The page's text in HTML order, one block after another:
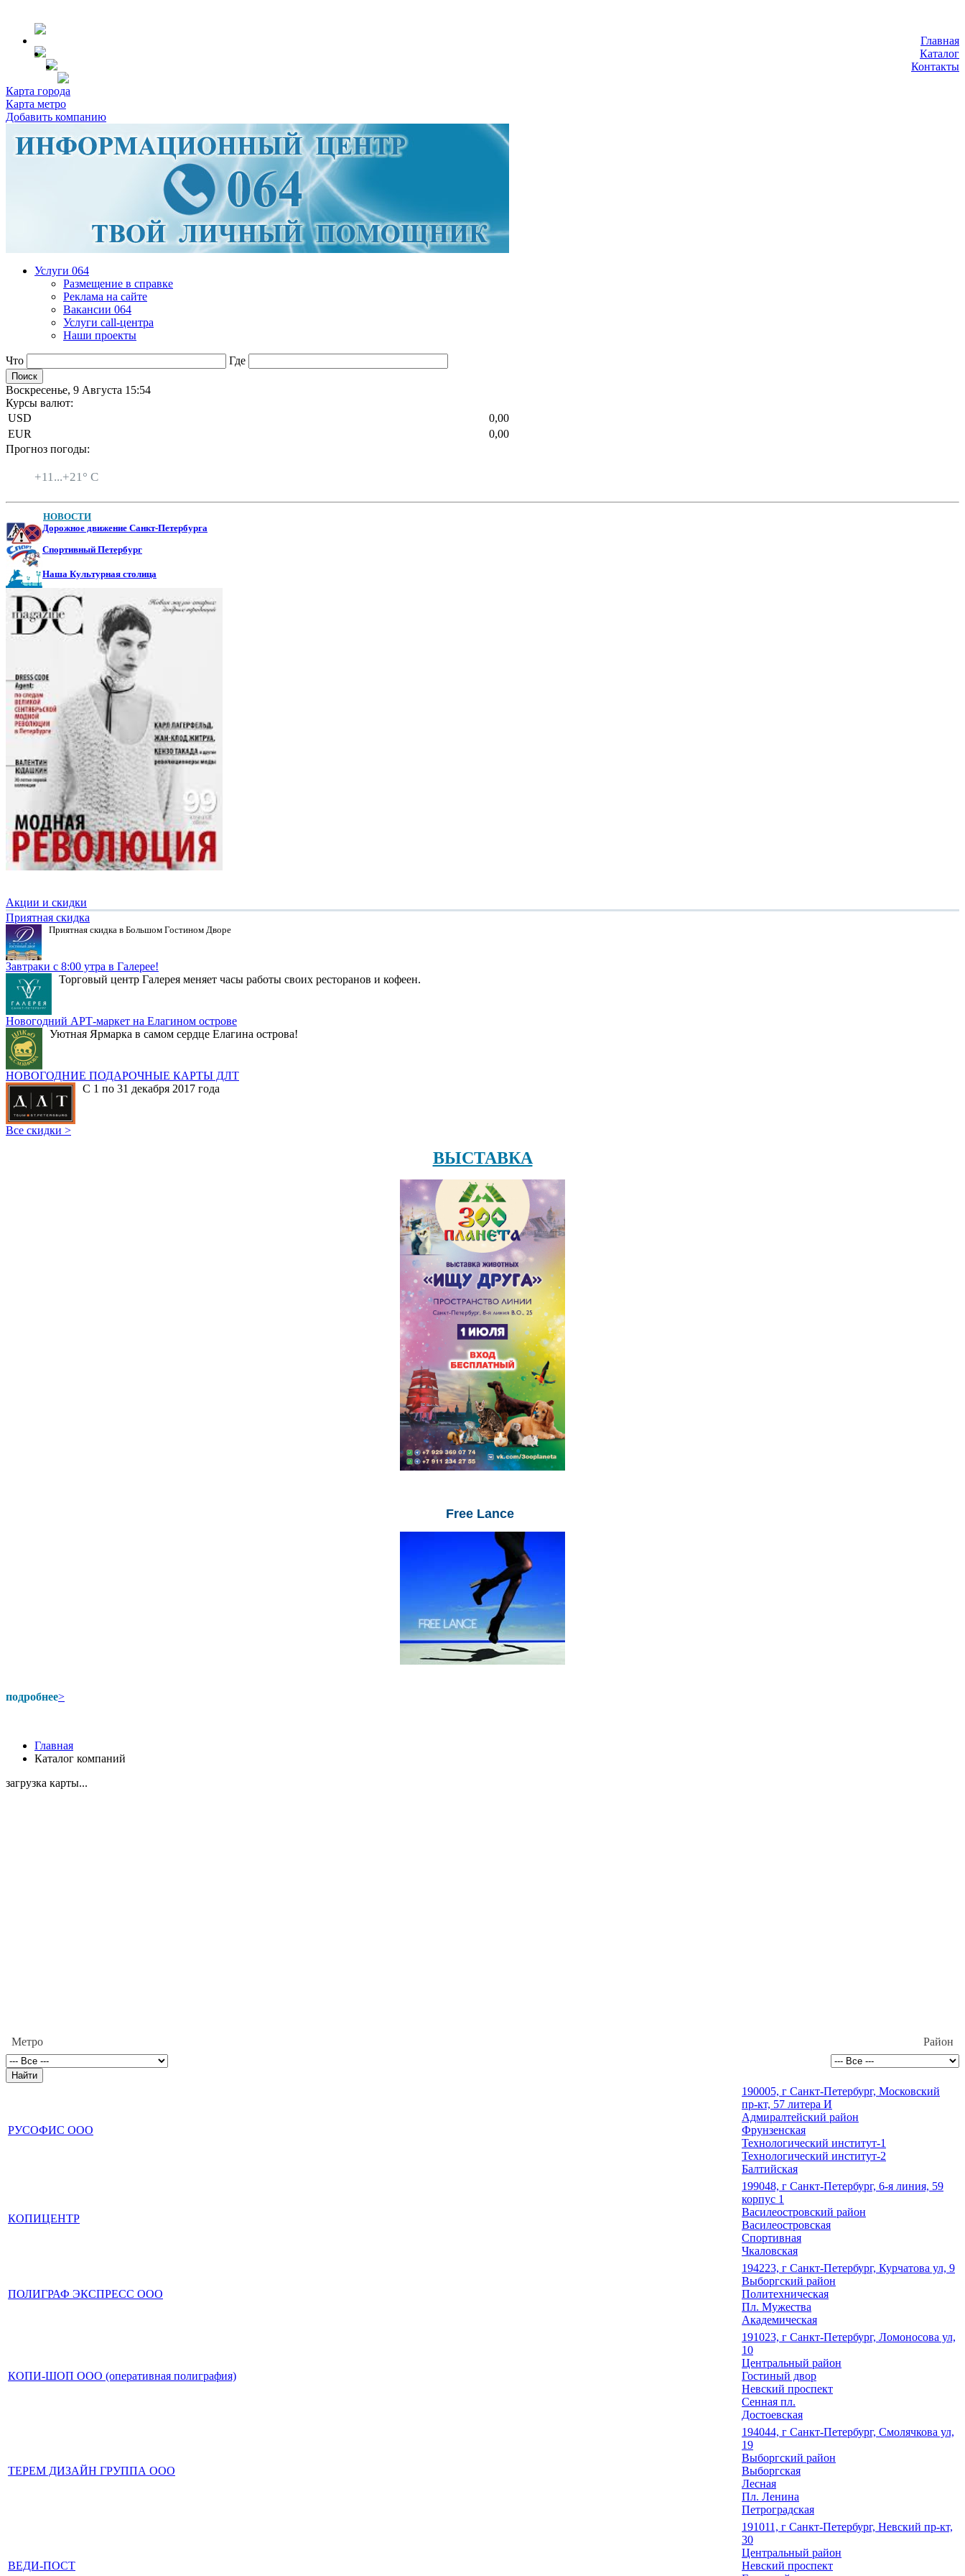
Главная
Каталог
Контакты
Карта города
Карта метро
Добавить компанию
Услуги 064
Размещение в справке
Реклама на сайте
Вакансии 064
Услуги call-центра
Наши проекты
Что Где
Воскресенье, 9 Августа 15:54
Курсы валют:
USD
0,00
EUR
0,00
Прогноз погоды:
+11...+21° C
НОВОСТИ
Дорожное движение Санкт-Петербурга
Спортивный Петербург
Наша Культурная столица
Акции и скидки
Приятная скидка
Приятная скидка в Большом Гостином Дворе
Завтраки с 8:00 утра в Галерее!
Торговый центр Галерея меняет часы работы своих ресторанов и кофеен.
Новогодний АРТ-маркет на Елагином острове
Уютная Ярмарка в самом сердце Елагина острова!
НОВОГОДНИЕ ПОДАРОЧНЫЕ КАРТЫ ДЛТ
С 1 по 31 декабря 2017 года
Все скидки >
ВЫСТАВКА
Free Lance
подробнее>
Главная
Каталог компаний
загрузка карты...
Метро Район
РУСОФИС ООО
190005, г Санкт-Петербург, Московский
пр-кт, 57 литера И
Адмиралтейский район
Фрунзенская
Технологический институт-1
Технологический институт-2
Балтийская
КОПИЦЕНТР
199048, г Санкт-Петербург, 6-я линия, 59
корпус 1
Василеостровский район
Василеостровская
Спортивная
Чкаловская
ПОЛИГРАФ ЭКСПРЕСС ООО
194223, г Санкт-Петербург, Курчатова ул, 9
Выборгский район
Политехническая
Пл. Мужества
Академическая
КОПИ-ШОП ООО (оперативная полиграфия)
191023, г Санкт-Петербург, Ломоносова ул,
10
Центральный район
Гостиный двор
Невский проспект
Сенная пл.
Достоевская
ТЕРЕМ ДИЗАЙН ГРУППА ООО
194044, г Санкт-Петербург, Смолячкова ул,
19
Выборгский район
Выборгская
Лесная
Пл. Ленина
Петроградская
ВЕДИ-ПОСТ
191011, г Санкт-Петербург, Невский пр-кт,
30
Центральный район
Невский проспект